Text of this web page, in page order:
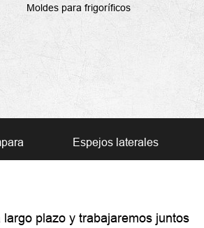
Moldes para frigoríficos
Espejos laterales
plazo y trabajaremos juntos